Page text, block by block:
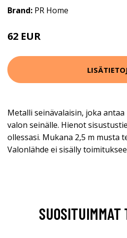
Brand: PR Home
62 EUR
Metalli seinävalaisin, joka
valon seinälle. Hienot
ollessasi. Mukana 2,5 m musta
Valonlähde ei sisälly
SUOSITUIMMAT